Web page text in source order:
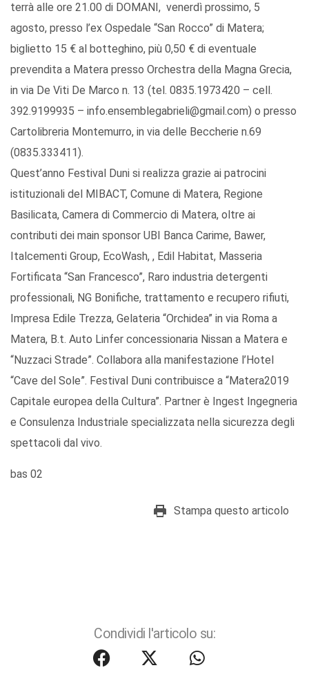
terrà alle ore 21.00 di DOMANI, venerdì prossimo, 5
agosto, presso l’ex Ospedale “San Rocco” di Matera;
biglietto 15 € al botteghino, più 0,50 € di eventuale
prevendita a Matera presso Orchestra della Magna Grecia,
in via De Viti De Marco n. 13 (tel. 0835.1973420 – cell.
392.9199935 – info.ensemblegabrieli@gmail.com) o presso
Cartolibreria Montemurro, in via delle Beccherie n.69
(0835.333411).
Quest’anno Festival Duni si realizza grazie ai patrocini
istituzionali del MIBACT, Comune di Matera, Regione
Basilicata, Camera di Commercio di Matera, oltre ai
contributi dei main sponsor UBI Banca Carime, Bawer,
Italcementi Group, EcoWash, , Edil Habitat, Masseria
Fortificata “San Francesco”, Raro industria detergenti
professionali, NG Bonifiche, trattamento e recupero rifiuti,
Impresa Edile Trezza, Gelateria “Orchidea” in via Roma a
Matera, B.t. Auto Linfer concessionaria Nissan a Matera e
“Nuzzaci Strade”. Collabora alla manifestazione l’Hotel
“Cave del Sole”. Festival Duni contribuisce a “Matera2019
Capitale europea della Cultura”. Partner è Ingest Ingegneria
e Consulenza Industriale specializzata nella sicurezza degli
spettacoli dal vivo.
bas 02
Stampa questo articolo
Condividi l'articolo su: